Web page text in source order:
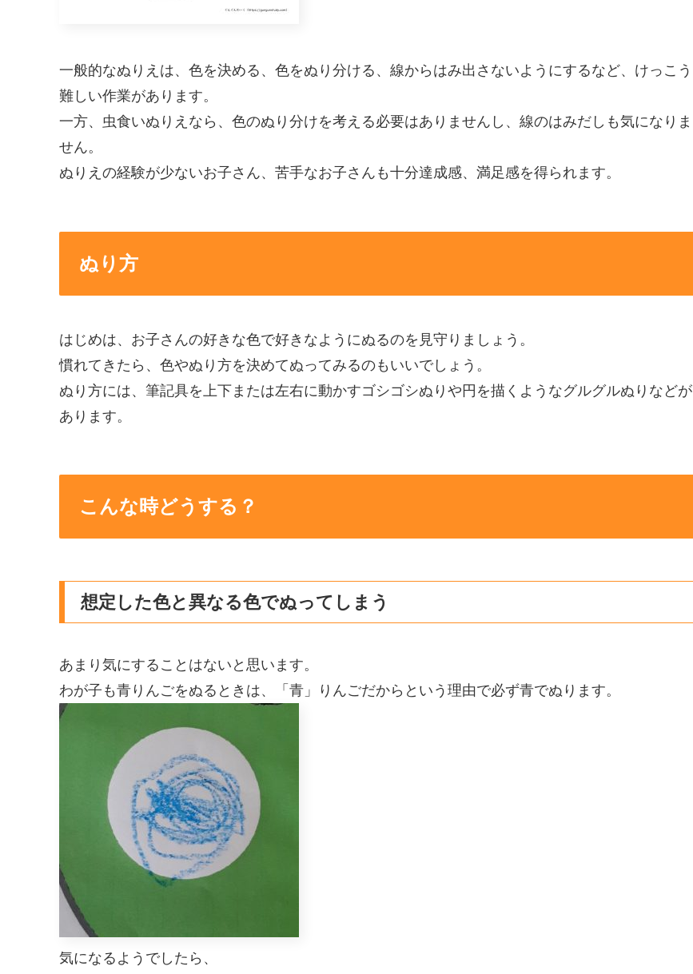
一般的なぬりえは、色を決める、色をぬり分ける、線からはみ出さないようにするなど、けっこう
難しい作業があります。
一方、虫食いぬりえなら、色のぬり分けを考える必要はありませんし、線のはみだしも気になりま
せん。
ぬりえの経験が少ないお子さん、苦手なお子さんも十分達成感、満足感を得られます。
ぬり方
はじめは、お子さんの好きな色で好きなようにぬるのを見守りましょう。
慣れてきたら、色やぬり方を決めてぬってみるのもいいでしょう。
ぬり方には、筆記具を上下または左右に動かすゴシゴシぬりや円を描くようなグルグルぬりなどが
あります。
こんな時どうする？
想定した色と異なる色でぬってしまう
あまり気にすることはないと思います。
わが子も青りんごをぬるときは、「青」りんごだからという理由で必ず青でぬります。
気になるようでしたら、